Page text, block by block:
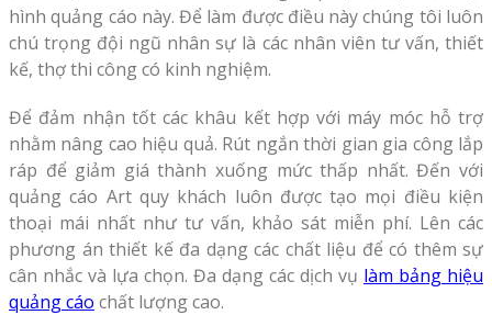
hình quảng cáo này. Để làm được điều này chúng tôi luôn
chú trọng đội ngũ nhân sự là các nhân viên tư vấn, thiết
kế, thợ thi công có kinh nghiệm.
Để đảm nhận tốt các khâu kết hợp với máy móc hỗ trợ
nhằm nâng cao hiệu quả. Rút ngắn thời gian gia công lắp
ráp để giảm giá thành xuống mức thấp nhất. Đến với
quảng cáo Art quy khách luôn được tạo mọi điều kiện
thoại mái nhất như tư vấn, khảo sát miễn phí. Lên các
phương án thiết kế đa dạng các chất liệu để có thêm sự
cân nhắc và lựa chọn. Đa dạng các dịch vụ làm bảng hiệu
quảng cáo chất lượng cao.